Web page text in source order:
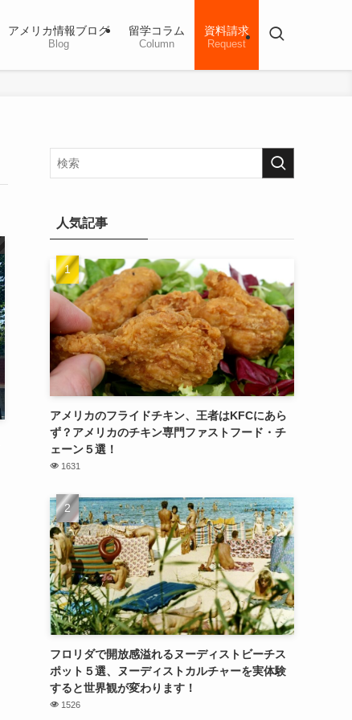
アメリカ情報ブログ
Blog
留学コラム
Column
資料請求
Request
人気記事
アメリカのフライドチキン、王者はKFCにあら
ず？アメリカのチキン専門ファストフード・チ
ェーン５選！
1631
フロリダで開放感溢れるヌーディストビーチス
ポット５選、ヌーディストカルチャーを実体験
すると世界観が変わります！
1526